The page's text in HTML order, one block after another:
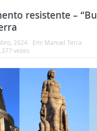
resistente –
2024 Em: Manuel Terra
vezes